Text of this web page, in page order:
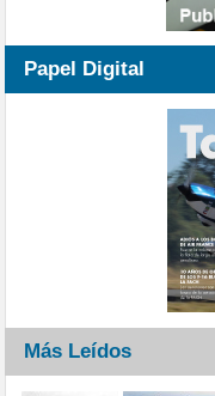
Papel Digital
Más Leídos